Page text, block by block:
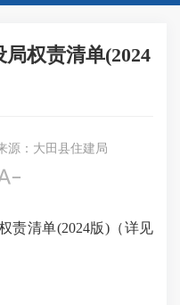
权责清单(2024
源：大田县住建局
清单(2024版)（详见